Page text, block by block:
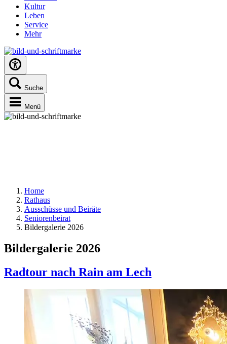
Kultur
Leben
Service
Mehr
Suche
Menü
Home
Rathaus
Ausschüsse und Beiräte
Seniorenbeirat
Bildergalerie 2026
Bildergalerie 2026
Radtour nach Rain am Lech